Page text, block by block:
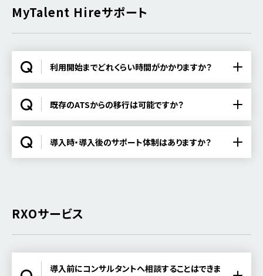
MyTalent Hireサポート
利用開始までどれくらい時間がかかりますか？
既存のATSからの移行は可能ですか？
導入時・導入後のサポート体制はありますか？
RXOサービス
導⼊前にコンサルタントへ相談することはできま